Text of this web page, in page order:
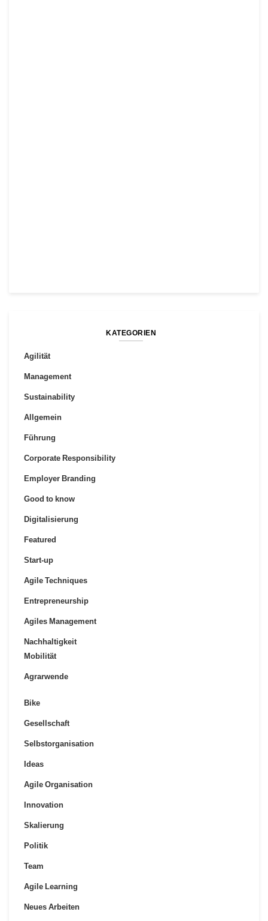
KATEGORIEN
Agilität
Management
Sustainability
Allgemein
Führung
Corporate Responsibility
Employer Branding
Good to know
Digitalisierung
Featured
Start-up
Agile Techniques
Entrepreneurship
Agiles Management
Nachhaltigkeit
Mobilität
Agrarwende
Bike
Gesellschaft
Selbstorganisation
Ideas
Agile Organisation
Innovation
Skalierung
Politik
Team
Agile Learning
Neues Arbeiten